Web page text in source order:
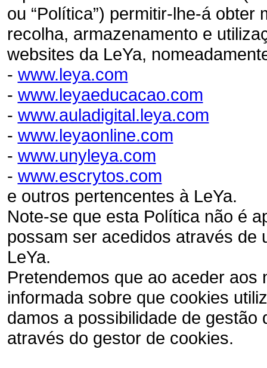
ou “Política”) permitir-lhe-á
recolha, armazenamento e
websites da LeYa,
- www.leya.com
- www.leyaeducacao.com
- www.auladigital.leya.com
- www.leyaonline.com
- www.unyleya.com
- www.escrytos.com
e outros pertencentes à LeYa.
Note-se que esta Política não é
possam ser acedidos através de
LeYa.
Pretendemos que ao aceder
informada sobre que cookies
damos a possibilidade de
através do gestor de cookies.